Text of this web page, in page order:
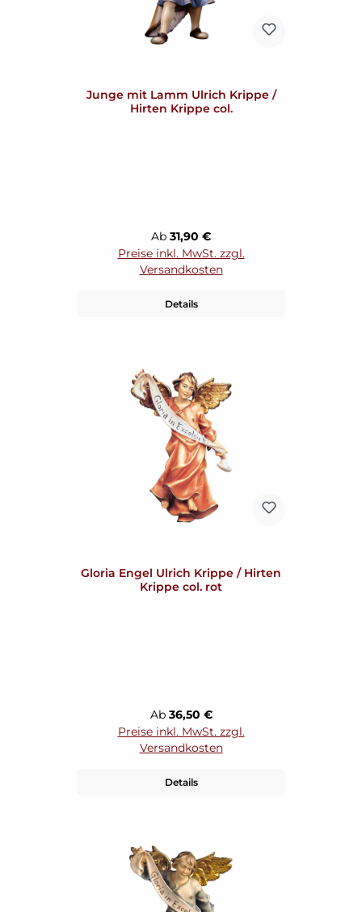
Junge mit Lamm Ulrich Krippe /
Hirten Krippe col.
Regulärer Preis:
Ab 31,90 €
Preise inkl. MwSt. zzgl.
Versandkosten
Details
Gloria Engel Ulrich Krippe / Hirten
Krippe col. rot
Regulärer Preis:
Ab 36,50 €
Preise inkl. MwSt. zzgl.
Versandkosten
Details